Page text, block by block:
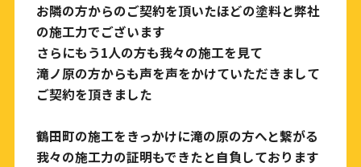
お隣の方からのご契約を頂いたほどの塗料と弊社
の施工力でございます
さらにもう1人の方も我々の施工を見て
滝ノ原の方からも声を声をかけていただきまして
ご契約を頂きました
鶴田町の施工をきっかけに滝の原の方へと繋がる
我々の施工力の証明もできたと自負しております